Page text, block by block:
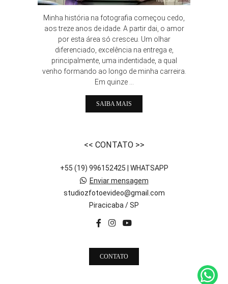
Minha história na fotografia começou cedo,
aos treze anos de idade. A partir dai, o amor
por esta área só cresceu. Um olhar
diferenciado, excelência na entrega e,
principalmente, uma indentidade, a qual
venho formando ao longo de minha carreira.
Em quinze ...
SAIBA MAIS
<< CONTATO >>
+55 (19) 996152425 | WHATSAPP
Enviar mensagem
studiozfotoevideo@gmail.com
Piracicaba / SP
CONTATO